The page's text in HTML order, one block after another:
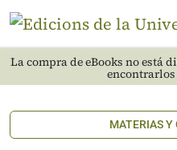
La compra de eBooks no está
encontrarlos
MATERIAS Y